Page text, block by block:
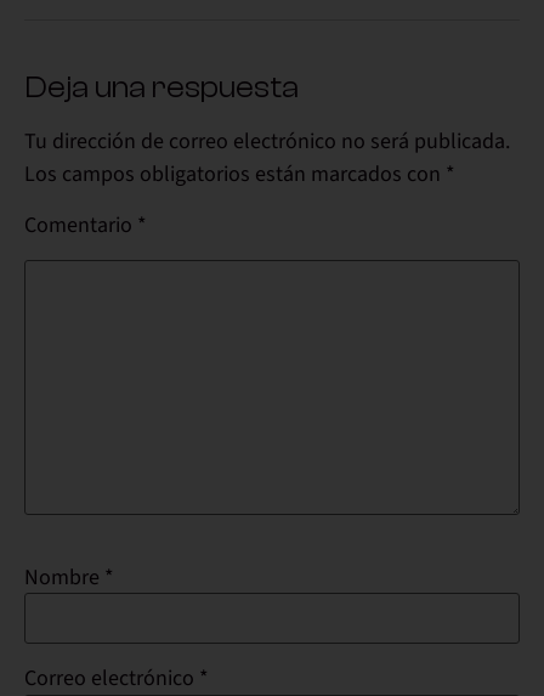
Deja una respuesta
Tu dirección de correo electrónico no será publicada.
Los campos obligatorios están marcados con *
Comentario *
Nombre *
Correo electrónico *